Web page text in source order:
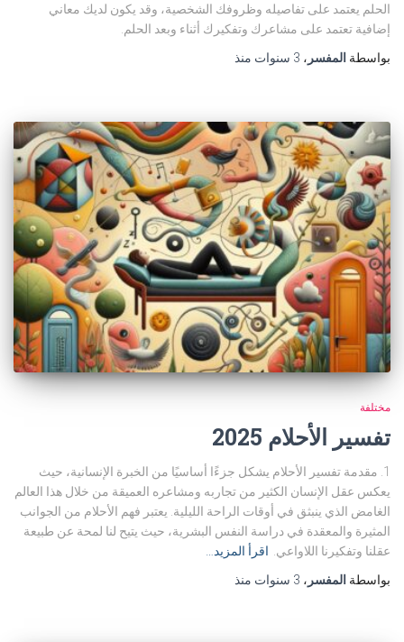
الحلم يعتمد على تفاصيله وظروفك الشخصية، وقد يكون لديك معاني
إضافية تعتمد على مشاعرك وتفكيرك أثناء وبعد الحلم.
بواسطة المفسر ، 3 سنوات منذ
مختلفة
تفسير الأحلام 2025
1. مقدمة تفسير الأحلام يشكل جزءًا أساسيًا من الخبرة الإنسانية، حيث
يعكس عقل الإنسان الكثير من تجاربه ومشاعره العميقة من خلال هذا العالم
الغامض الذي ينبثق في أوقات الراحة الليلية. يعتبر فهم الأحلام من الجوانب
المثيرة والمعقدة في دراسة النفس البشرية، حيث يتيح لنا لمحة عن طبيعة
عقلنا وتفكيرنا اللاواعي. اقرأ المزيد…
بواسطة المفسر ، 3 سنوات منذ